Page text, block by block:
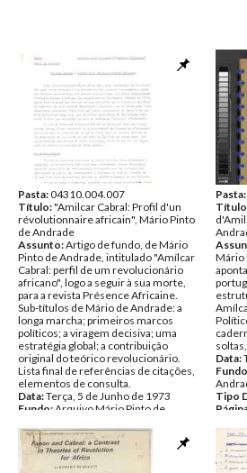
Pasta:04310.004.007
Título:"Amilcar Cabral: Profil d'un
révolutionnaire africain", Mário Pinto
de Andrade
Assunto:Artigo de fundo, de Mário
Pinto de Andrade, intitulado "Amílcar
Cabral: perfil de um revolucionário
africano", logo a seguir à sua morte,
para a revista Présence Africaine.
Sub-títulos de Mário de Andrade: a
longa marcha; primeiros marcos
políticos; a viragem decisiva; uma
estratégia global; a contribuição
original do teórico revolucionário.
Lista final de referências de citações,
elementos de consulta.
Data:Terça, 5 de Junho de 1973
Fundo: Arquivo Mário Pinto de
Tipo Documental:Documentos
Página(s):17
Pasta:
Mário
Data:
Tipo